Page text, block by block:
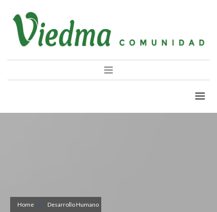
Home Desarrollo Humano